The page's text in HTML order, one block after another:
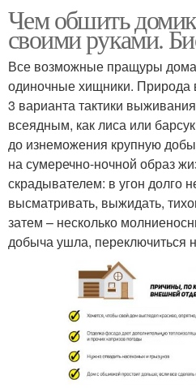
Чем обшить
своими руками.
Все возможные пращуры
одиночные хищники. Природа
3 варианта тактики
всеядным, как лиса или
до изнеможения крупную
на сумеречно-ночной образ
скрадывателем: в угон долго
высматривать, выжидать,
затем – несколько
добыча ушла, переключиться